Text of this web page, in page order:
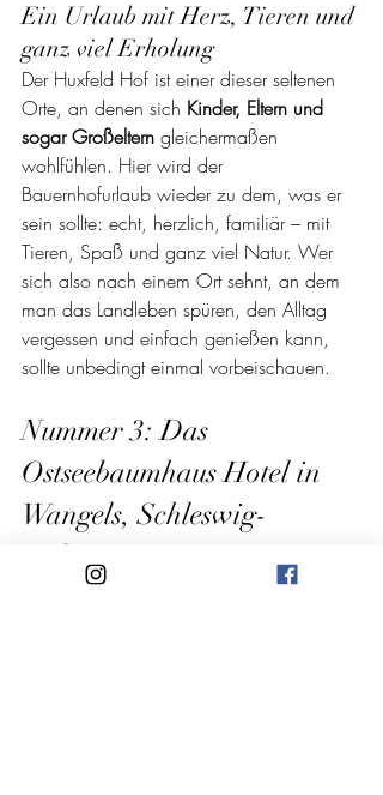
Ein Urlaub mit Herz, Tieren und
ganz viel Erholung
Der Huxfeld Hof ist einer dieser seltenen
Orte, an denen sich Kinder, Eltern und
sogar Großeltern gleichermaßen
wohlfühlen. Hier wird der
Bauernhofurlaub wieder zu dem, was er
sein sollte: echt, herzlich, familiär – mit
Tieren, Spaß und ganz viel Natur. Wer
sich also nach einem Ort sehnt, an dem
man das Landleben spüren, den Alltag
vergessen und einfach genießen kann,
sollte unbedingt einmal vorbeischauen.
Nummer 3: Das
Ostseebaumhaus Hotel in
Wangels, Schleswig-
Holstein